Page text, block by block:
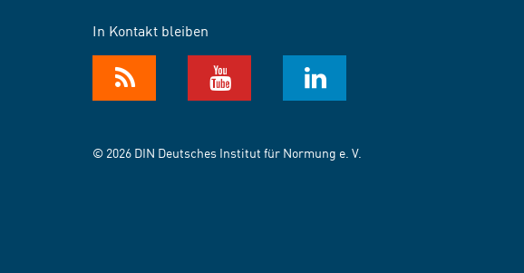
In Kontakt bleiben
© 2026 DIN Deutsches Institut für Normung e. V.